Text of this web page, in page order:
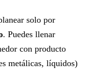
solo por
. Puedes llenar
con producto
metálicas, líquidos)